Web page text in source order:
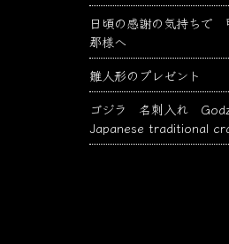
日頃の感謝の気持ちで
那様へ
雛人形のプレゼント
ゴジラ 名刺入れ
Japanese traditional